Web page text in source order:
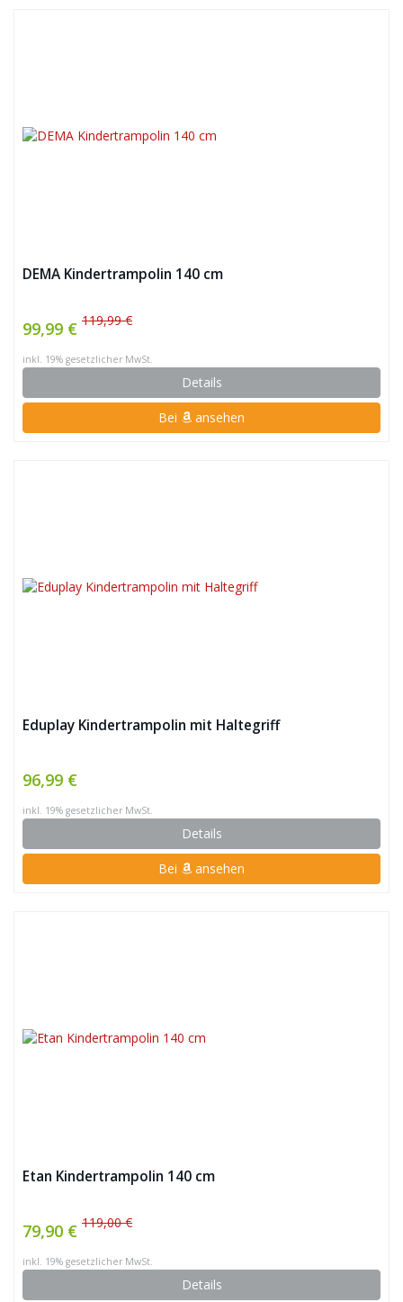
DEMA Kindertrampolin 140 cm
99,99 € 119,99 €
inkl. 19% gesetzlicher MwSt.
Details
Bei ansehen
Eduplay Kindertrampolin mit Haltegriff
96,99 €
inkl. 19% gesetzlicher MwSt.
Details
Bei ansehen
Etan Kindertrampolin 140 cm
79,90 € 119,00 €
inkl. 19% gesetzlicher MwSt.
Details